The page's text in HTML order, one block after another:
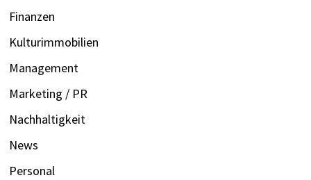
Finanzen
Kulturimmobilien
Management
Marketing / PR
Nachhaltigkeit
News
Personal